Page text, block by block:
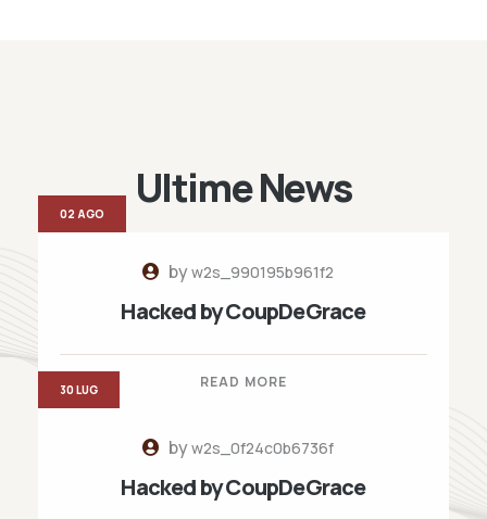
Ultime News
byw2s_990195b961f2
Hacked by CoupDeGrace
READ MORE
02 AGO
byw2s_0f24c0b6736f
Hacked by CoupDeGrace
30 LUG